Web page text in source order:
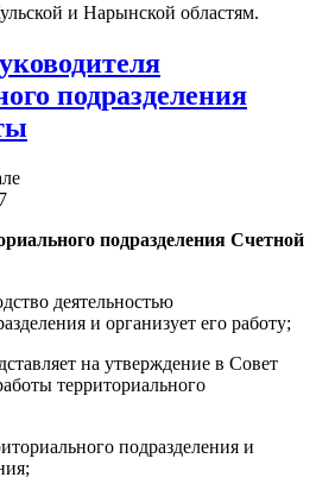
и Нарынской областям.
подразделения
подразделения Счетной
деятельностью
и организует его работу;
на утверждение в Совет
территориального
подразделения и